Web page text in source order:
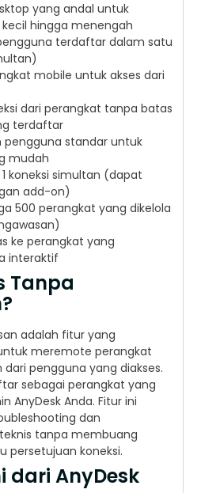
yang andal untuk
hingga menengah
terdaftar dalam satu
mobile untuk akses dari
dari perangkat tanpa batas
terdaftar
pengguna standar untuk
mudah
koneksi simultan (dapat
add-on)
500 perangkat yang dikelola
ke perangkat yang
interaktif
Tanpa
adalah fitur yang
meremote perangkat
pengguna yang diakses.
sebagai perangkat yang
AnyDesk Anda. Fitur ini
dan
tanpa membuang
persetujuan koneksi.
dari AnyDesk